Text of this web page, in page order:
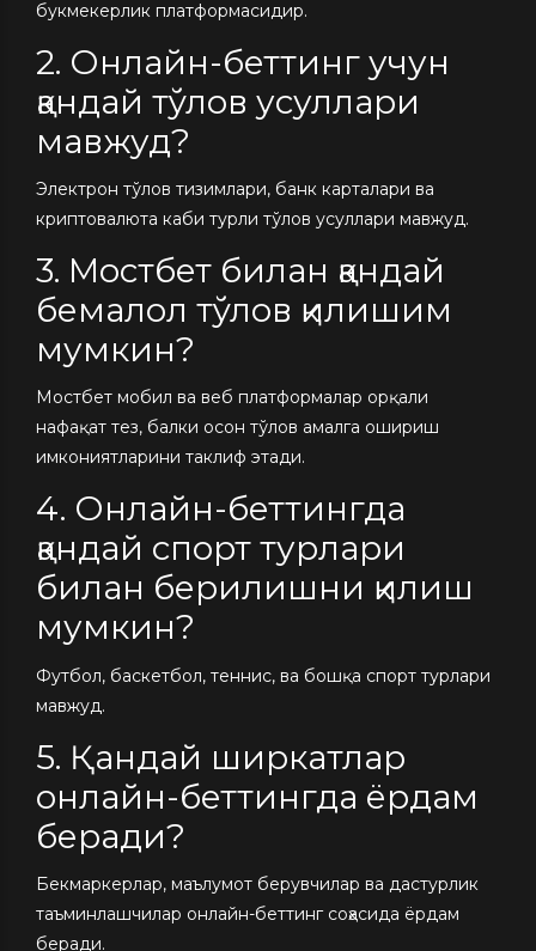
букмекерлик платформасидир.
2. Онлайн-беттинг учун
қандай тўлов усуллари
мавжуд?
Электрон тўлов тизимлари, банк карталари ва
криптовалюта каби турли тўлов усуллари мавжуд.
3. Мостбет билан қандай
бемалол тўлов қилишим
мумкин?
Мостбет мобил ва веб платформалар орқали
нафақат тез, балки осон тўлов амалга ошириш
имкониятларини таклиф этади.
4. Онлайн-беттингда
қандай спорт турлари
билан берилишни қилиш
мумкин?
Футбол, баскетбол, теннис, ва бошқа спорт турлари
мавжуд.
5. Қандай ширкатлар
онлайн-беттингда ёрдам
беради?
Бекмаркерлар, маълумот берувчилар ва дастурлик
таъминлашчилар онлайн-беттинг соҳасида ёрдам
беради.